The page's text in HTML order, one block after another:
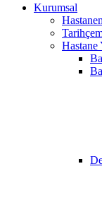
Kurumsal
Hastane